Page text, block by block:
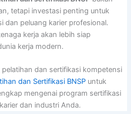
tetapi investasi penting untuk
dan peluang karier profesional.
kerja akan lebih siap
kerja modern.
dan sertifikasi kompetensi
dan Sertifikasi BNSPuntuk
mengenai program sertifikasi
dan industri Anda.